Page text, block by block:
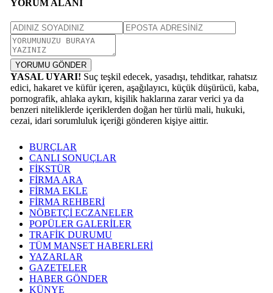
YORUM ALANI
YORUMU GÖNDER
YASAL UYARI! Suç teşkil edecek, yasadışı, tehditkar, rahatsız
edici, hakaret ve küfür içeren, aşağılayıcı, küçük düşürücü, kaba,
pornografik, ahlaka aykırı, kişilik haklarına zarar verici ya da
benzeri niteliklerde içeriklerden doğan her türlü mali, hukuki,
cezai, idari sorumluluk içeriği gönderen kişiye aittir.
BURÇLAR
CANLI SONUÇLAR
FİKSTÜR
FİRMA ARA
FİRMA EKLE
FİRMA REHBERİ
NÖBETÇİ ECZANELER
POPÜLER GALERİLER
TRAFİK DURUMU
TÜM MANŞET HABERLERİ
YAZARLAR
GAZETELER
HABER GÖNDER
KÜNYE